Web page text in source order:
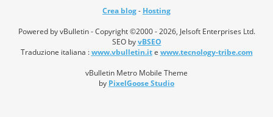
Crea blog- Hosting
Powered by vBulletin - Copyright ©2000 - 2026, Jelsoft Enterprises Ltd.
SEO byvBSEO
Traduzione italiana :www.vbulletin.ite www.tecnology-tribe.com
vBulletin Metro Mobile Theme
by PixelGoose Studio